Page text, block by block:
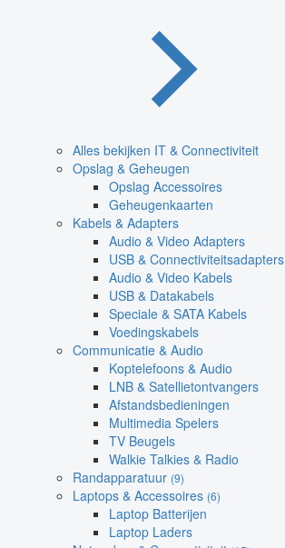
Alles bekijken IT & Connectiviteit
Opslag & Geheugen
Opslag Accessoires
Geheugenkaarten
Kabels & Adapters
Audio & Video Adapters
USB & Connectiviteitsadapters
Audio & Video Kabels
USB & Datakabels
Speciale & SATA Kabels
Voedingskabels
Communicatie & Audio
Koptelefoons & Audio
LNB & Satellietontvangers
Afstandsbedieningen
Multimedia Spelers
TV Beugels
Walkie Talkies & Radio
Randapparatuur (9)
Laptops & Accessoires (6)
Laptop Batterijen
Laptop Laders